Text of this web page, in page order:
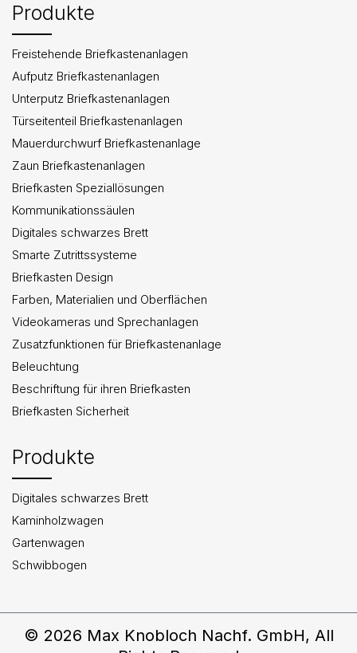
Produkte
Freistehende Briefkastenanlagen
Aufputz Briefkastenanlagen
Unterputz Briefkastenanlagen
Türseitenteil Briefkastenanlagen
Mauerdurchwurf Briefkastenanlage
Zaun Briefkastenanlagen
Briefkasten Speziallösungen
Kommunikationssäulen
Digitales schwarzes Brett
Smarte Zutrittssysteme
Briefkasten Design
Farben, Materialien und Oberflächen
Videokameras und Sprechanlagen
Zusatzfunktionen für Briefkastenanlage
Beleuchtung
Beschriftung für ihren Briefkasten
Briefkasten Sicherheit
Produkte
Digitales schwarzes Brett
Kaminholzwagen
Gartenwagen
Schwibbogen
© 2026 Max Knobloch Nachf. GmbH, All